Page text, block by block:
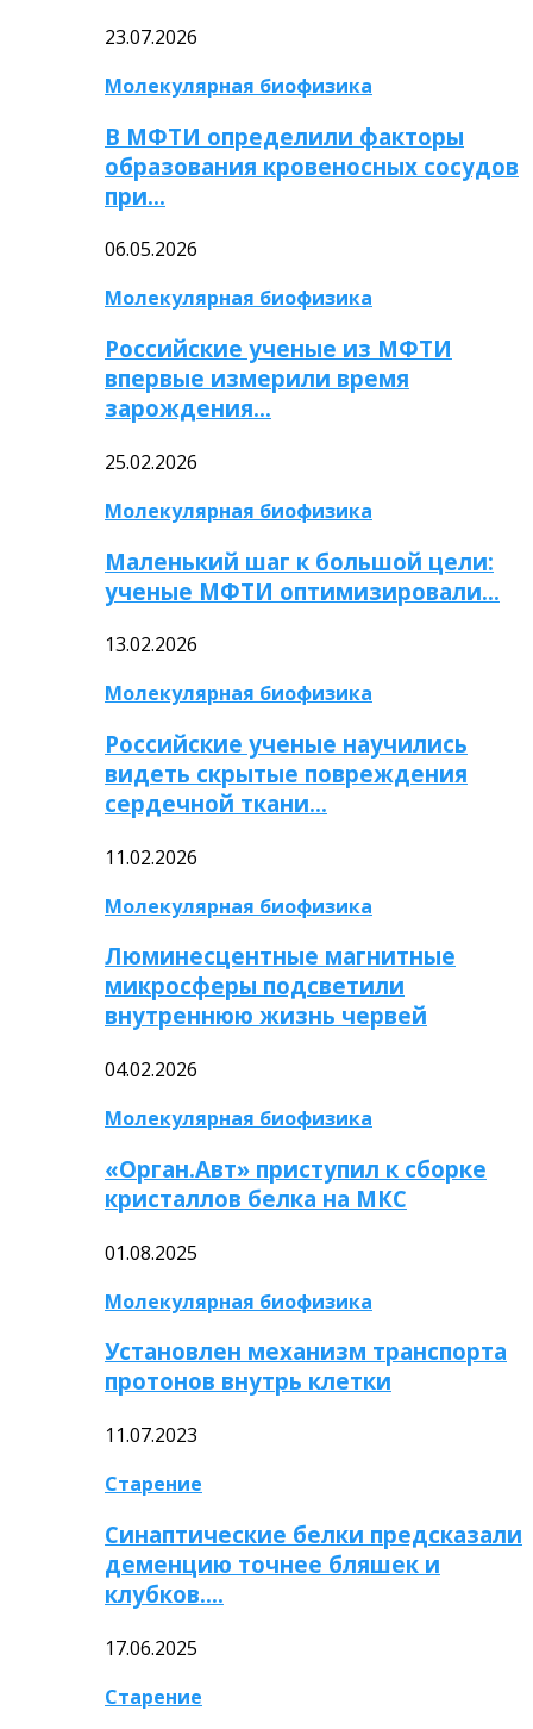
23.07.2026
Молекулярная биофизика
В МФТИ определили факторы
образования кровеносных сосудов
при…
06.05.2026
Молекулярная биофизика
Российские ученые из МФТИ
впервые измерили время
зарождения…
25.02.2026
Молекулярная биофизика
Маленький шаг к большой цели:
ученые МФТИ оптимизировали…
13.02.2026
Молекулярная биофизика
Российские ученые научились
видеть скрытые повреждения
сердечной ткани…
11.02.2026
Молекулярная биофизика
Люминесцентные магнитные
микросферы подсветили
внутреннюю жизнь червей
04.02.2026
Молекулярная биофизика
«Орган.Авт» приступил к сборке
кристаллов белка на МКС
01.08.2025
Молекулярная биофизика
Установлен механизм транспорта
протонов внутрь клетки
11.07.2023
Старение
Синаптические белки предсказали
деменцию точнее бляшек и
клубков….
17.06.2025
Старение